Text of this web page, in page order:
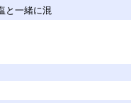
と一緒に混